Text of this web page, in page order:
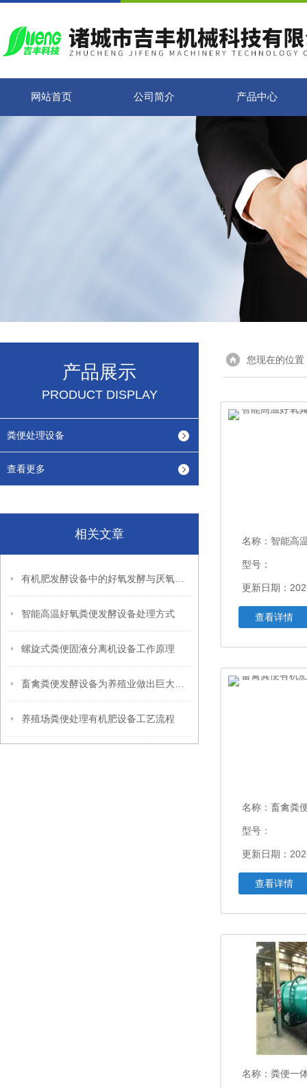
网站首页 公司简介 产品中心
产品展示
PRODUCT DISPLAY
粪便处理设备
查看更多
相关文章
智能高温好氧粪便发酵设备处理方式
螺旋式粪便固液分离机设备工作原理
养殖场粪便处理有机肥设备工艺流程
您现在的位置
名称： 智能高温好氧
型号：
更新日期：
查看详情
名称： 畜禽粪便有
型号：
更新日期：
查看详情
名称： 粪便一体化